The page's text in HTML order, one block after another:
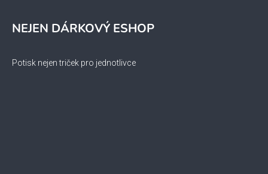
NEJEN DÁRKOVÝ ESHOP
Potisk nejen triček pro jednotlivce